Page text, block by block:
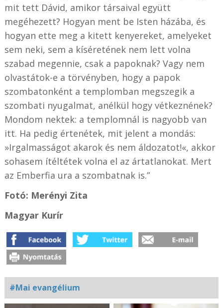
mit tett Dávid, amikor társaival együtt
megéhezett? Hogyan ment be Isten házába, és
hogyan ette meg a kitett kenyereket, amelyeket
sem neki, sem a kíséretének nem lett volna
szabad megennie, csak a papoknak? Vagy nem
olvastátok-e a törvényben, hogy a papok
szombatonként a templomban megszegik a
szombati nyugalmat, anélkül hogy vétkeznének?
Mondom nektek: a templomnál is nagyobb van
itt. Ha pedig értenétek, mit jelent a mondás:
»Irgalmasságot akarok és nem áldozatot!«, akkor
sohasem ítéltétek volna el az ártatlanokat. Mert
az Emberfia ura a szombatnak is.”
Fotó: Merényi Zita
Magyar Kurír
#Mai evangélium